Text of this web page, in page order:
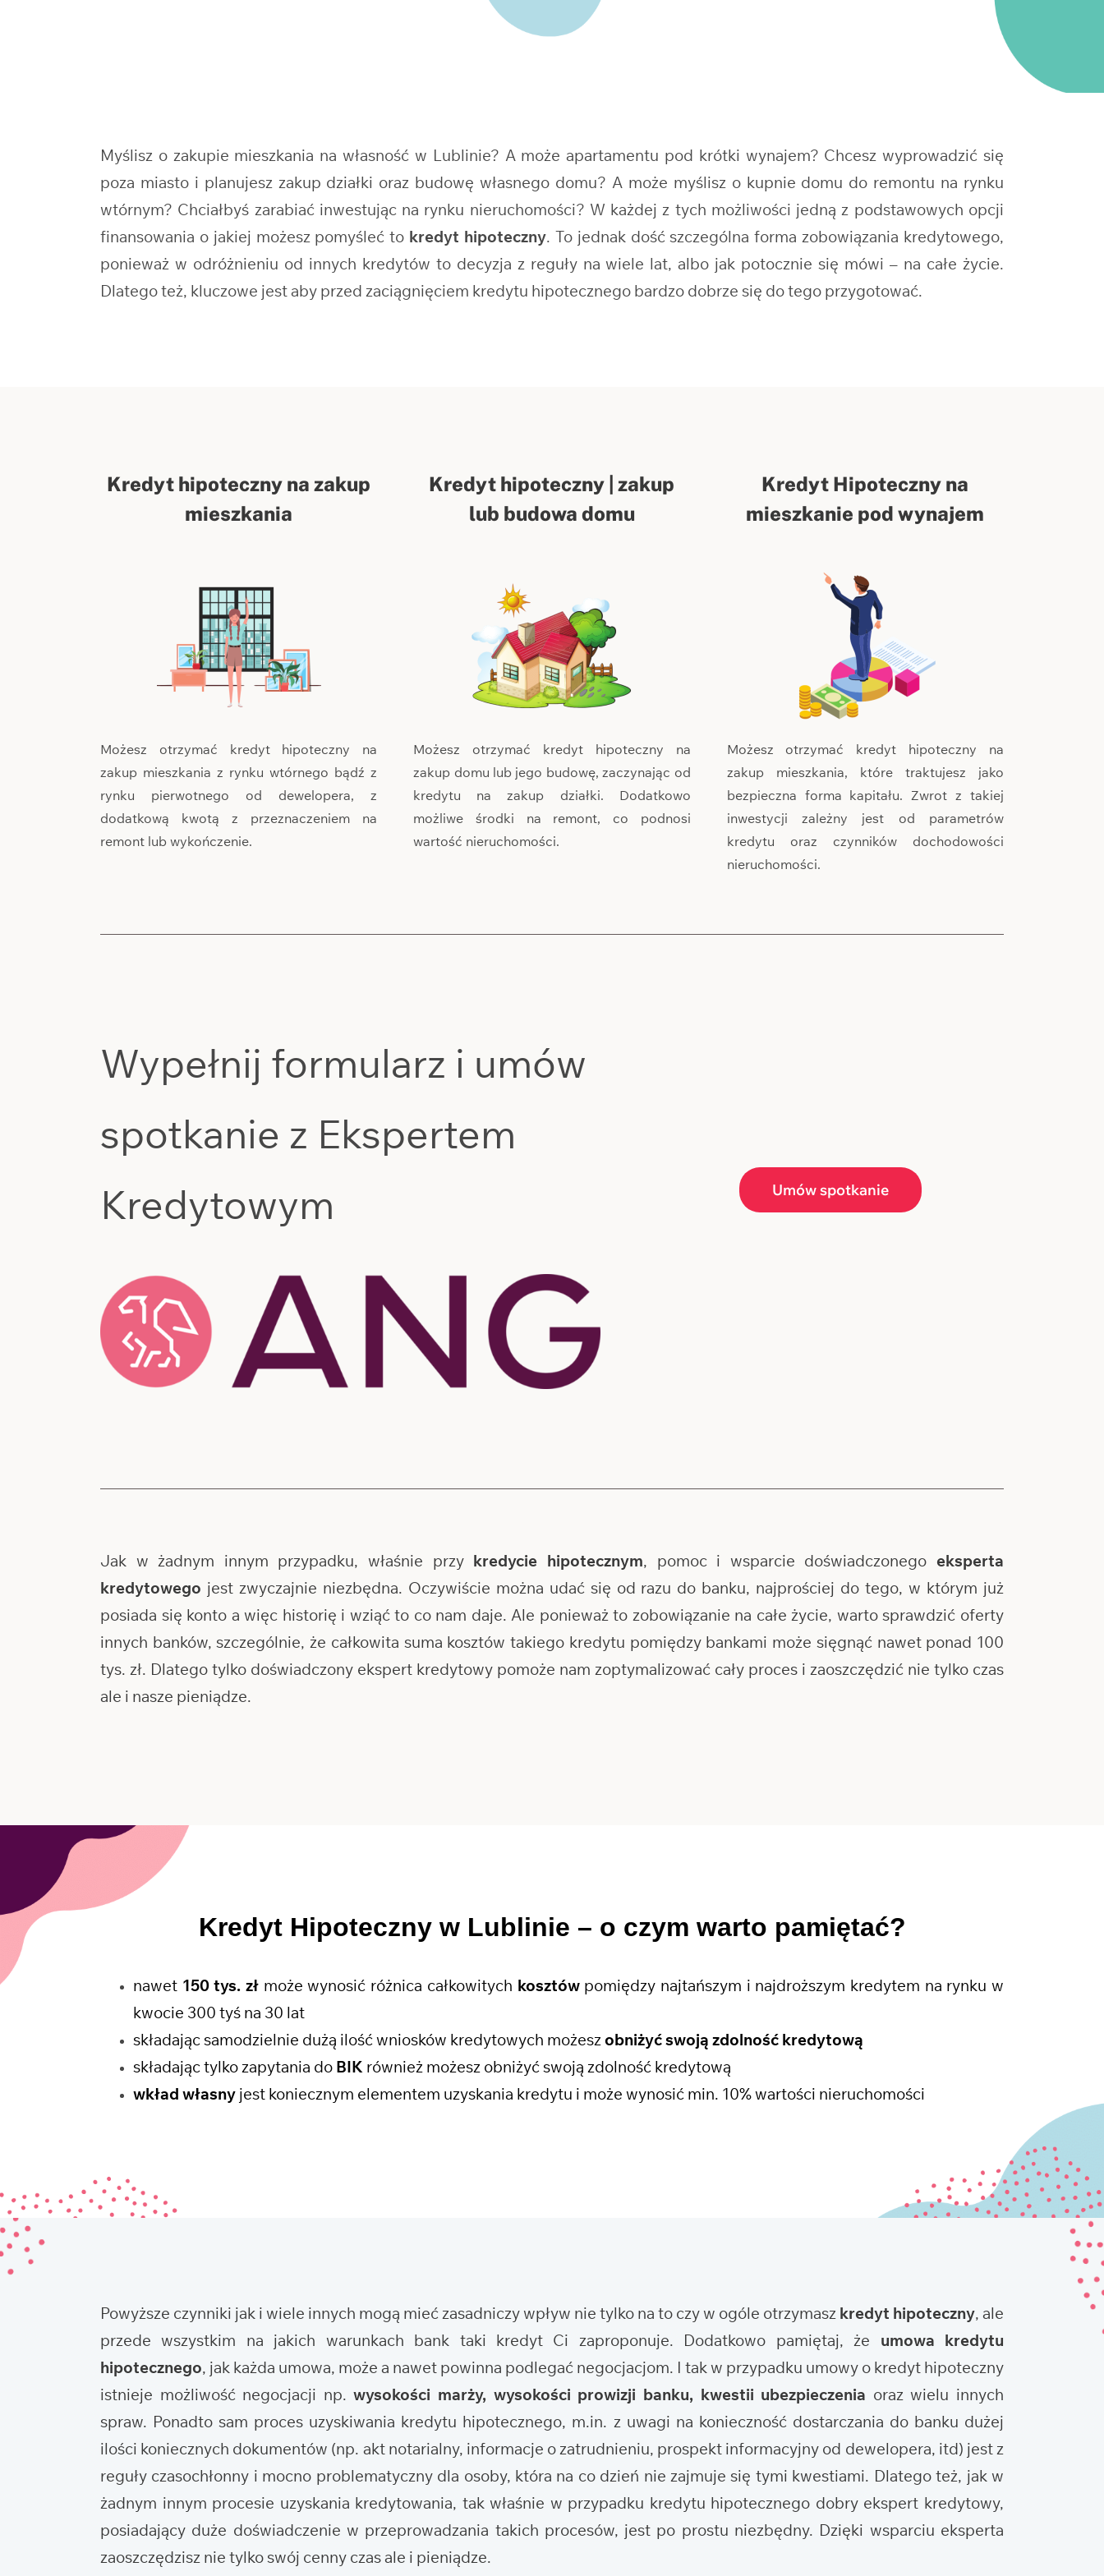
Myślisz o zakupie mieszkania na własność w Lublinie? A może apartamentu pod krótki wynajem? Chcesz wyprowadzić się
poza miasto i planujesz zakup działki oraz budowę własnego domu? A może myślisz o kupnie domu do remontu na rynku
wtórnym? Chciałbyś zarabiać inwestując na rynku nieruchomości? W każdej z tych możliwości jedną z podstawowych opcji
finansowania o jakiej możesz pomyśleć to kredyt hipoteczny. To jednak dość szczególna forma zobowiązania kredytowego,
ponieważ w odróżnieniu od innych kredytów to decyzja z reguły na wiele lat, albo jak potocznie się mówi – na całe życie.
Dlatego też, kluczowe jest aby przed zaciągnięciem kredytu hipotecznego bardzo dobrze się do tego przygotować.
Kredyt hipoteczny na zakup
mieszkania
Możesz otrzymać kredyt hipoteczny na
zakup mieszkania z rynku wtórnego bądź z
rynku pierwotnego od dewelopera, z
dodatkową kwotą z przeznaczeniem na
remont lub wykończenie.
Kredyt hipoteczny | zakup
lub budowa domu
Możesz otrzymać kredyt hipoteczny na
zakup domu lub jego budowę, zaczynając od
kredytu na zakup działki. Dodatkowo
możliwe środki na remont, co podnosi
wartość nieruchomości.
Kredyt Hipoteczny na
mieszkanie pod wynajem
Możesz otrzymać kredyt hipoteczny na
zakup mieszkania, które traktujesz jako
bezpieczna forma kapitału. Zwrot z takiej
inwestycji zależny jest od parametrów
kredytu oraz czynników dochodowości
nieruchomości.
Wypełnij formularz i umów
spotkanie z Ekspertem
Kredytowym
Umów spotkanie
Jak w żadnym innym przypadku, właśnie przy kredycie hipotecznym, pomoc i wsparcie doświadczonego eksperta
kredytowego jest zwyczajnie niezbędna. Oczywiście można udać się od razu do banku, najprościej do tego, w którym już
posiada się konto a więc historię i wziąć to co nam daje. Ale ponieważ to zobowiązanie na całe życie, warto sprawdzić oferty
innych banków, szczególnie, że całkowita suma kosztów takiego kredytu pomiędzy bankami może sięgnąć nawet ponad 100
tys. zł. Dlatego tylko doświadczony ekspert kredytowy pomoże nam zoptymalizować cały proces i zaoszczędzić nie tylko czas
ale i nasze pieniądze.
Kredyt Hipoteczny w Lublinie – o czym warto pamiętać?
nawet 150 tys. zł może wynosić różnica całkowitych kosztówpomiędzy najtańszym i najdroższym kredytem na rynku w
kwocie 300 tyś na 30 lat
składając samodzielnie dużą ilość wniosków kredytowych możesz obniżyć swoją zdolność kredytową
składając tylko zapytania do BIK również możesz obniżyć swoją zdolność kredytową
wkład własny jest koniecznym elementem uzyskania kredytu i może wynosić min. 10% wartości nieruchomości
Powyższe czynniki jak i wiele innych mogą mieć zasadniczy wpływ nie tylko na to czy w ogóle otrzymasz kredyt hipoteczny, ale
przede wszystkim na jakich warunkach bank taki kredyt Ci zaproponuje. Dodatkowo pamiętaj, że umowa kredytu
hipotecznego, jak każda umowa, może a nawet powinna podlegać negocjacjom. I tak w przypadku umowy o kredyt hipoteczny
istnieje możliwość negocjacji np.wysokości marży, wysokości prowizji banku, kwestii ubezpieczenia oraz wielu innych
spraw. Ponadto sam proces uzyskiwania kredytu hipotecznego, m.in. z uwagi na konieczność dostarczania do banku dużej
ilości koniecznych dokumentów (np. akt notarialny, informacje o zatrudnieniu, prospekt informacyjny od dewelopera, itd) jest z
reguły czasochłonny i mocno problematyczny dla osoby, która na co dzień nie zajmuje się tymi kwestiami. Dlatego też, jak w
żadnym innym procesie uzyskania kredytowania, tak właśnie w przypadku kredytu hipotecznego dobry ekspert kredytowy,
posiadający duże doświadczenie w przeprowadzania takich procesów, jest po prostu niezbędny. Dzięki wsparciu eksperta
zaoszczędzisz nie tylko swój cenny czas ale i pieniądze.